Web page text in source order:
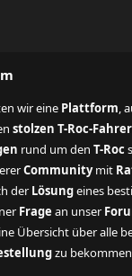
wir eine Plattform,
stolzen T-Roc-
rund um den T-Roc
Communitymit
der Lösungeines
Frage an unser
Übersicht über alle
zu